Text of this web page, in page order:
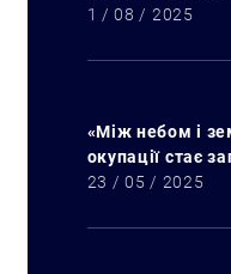
1 / 08 / 2025
«Між небом і
окупації стає
23 / 05 / 2025